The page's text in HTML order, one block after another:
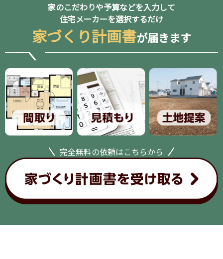
家のこだわりや予算などを入力して
住宅メーカーを選択するだけ
家づくり計画書が届きます
完全無料の依頼はこちらから